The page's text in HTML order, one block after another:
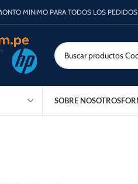
MINIMO PARA TODOS LOS PEDIDOS
SOBRE NOSOTROS